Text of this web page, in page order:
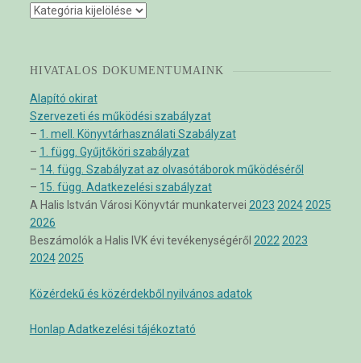
Kategóriák
HIVATALOS DOKUMENTUMAINK
Alapító okirat
Szervezeti és működési szabályzat
– 1. mell. Könyvtárhasználati Szabályzat
– 1. függ. Gyűjtőköri szabályzat
– 14. függ. Szabályzat az olvasótáborok működéséről
– 15. függ. Adatkezelési szabályzat
A Halis István Városi Könyvtár munkatervei 2023 2024 2025
2026
Beszámolók a Halis IVK évi tevékenységéről 2022 2023
2024 2025
Közérdekű és közérdekből nyilvános adatok
Honlap Adatkezelési tájékoztató